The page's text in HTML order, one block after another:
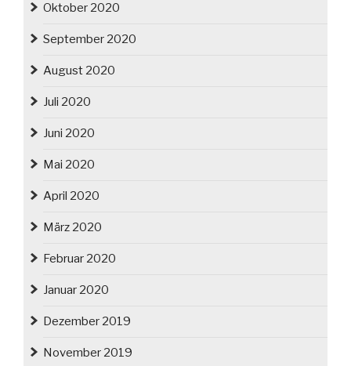
Oktober 2020
September 2020
August 2020
Juli 2020
Juni 2020
Mai 2020
April 2020
März 2020
Februar 2020
Januar 2020
Dezember 2019
November 2019